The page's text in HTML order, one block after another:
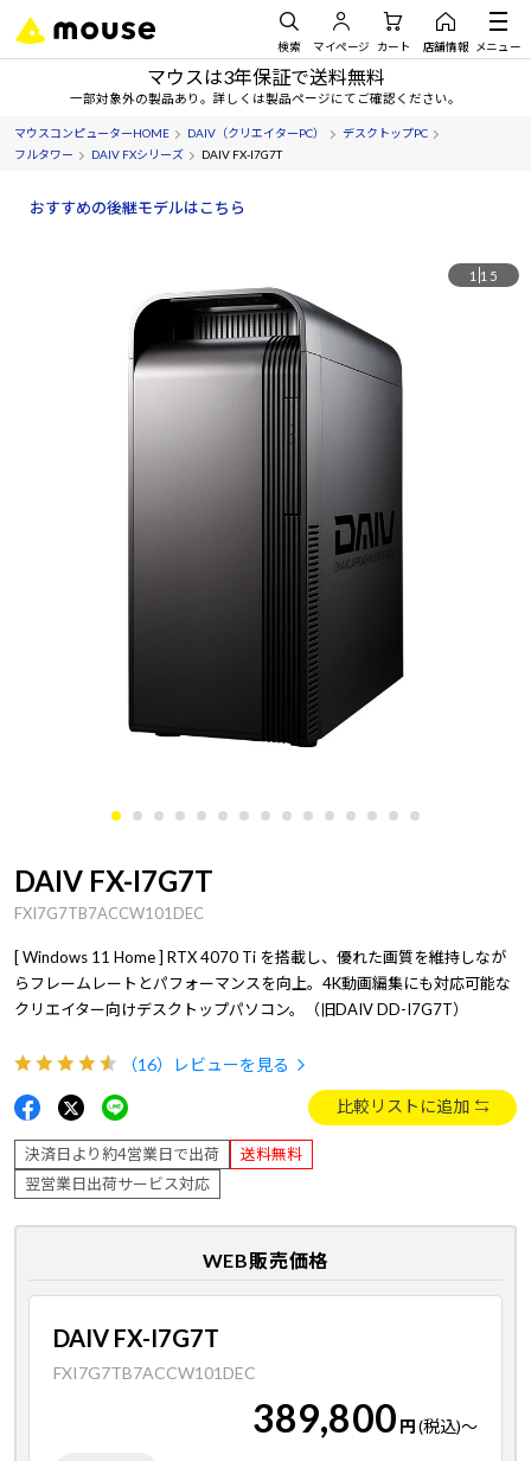
検索 マイページ カート 店舗情報 メニュー
マウスは3年保証で送料無料
一部対象外の製品あり。詳しくは製品ページにてご確認ください。
マウスコンピューターHOME DAIV（クリエイターPC）
デスクトップPC
フルタワー
DAIV FXシリーズ DAIV FX-I7G7T
おすすめの後継モデルはこちら
1 15
DAIV FX-I7G7T
FXI7G7TB7ACCW101DEC
[ Windows 11 Home ] RTX 4070 Ti を搭載し、優れた画質を維持しなが
らフレームレートとパフォーマンスを向上。4K動画編集にも対応可能な
クリエイター向けデスクトップパソコン。（旧DAIV DD-I7G7T）
（16） レビューを見る
比較リストに追加
決済日より約4営業日で出荷
送料無料
翌営業日出荷サービス対応
WEB販売価格
DAIV FX-I7G7T
FXI7G7TB7ACCW101DEC
389,800 円(税込)～